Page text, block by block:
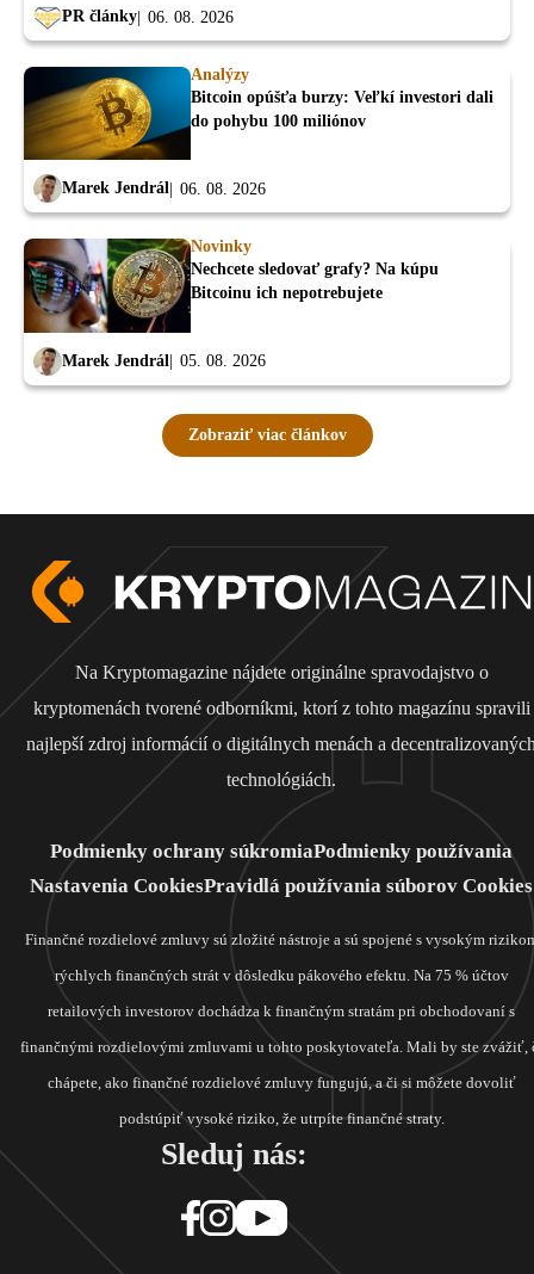
PR články 06. 08. 2026
Analýzy
Bitcoin opúšťa burzy: Veľkí investori dali
do pohybu 100 miliónov
Marek Jendrál 06. 08. 2026
Novinky
Nechcete sledovať grafy? Na kúpu
Bitcoinu ich nepotrebujete
Marek Jendrál 05. 08. 2026
Zobraziť viac článkov
Na Kryptomagazine nájdete originálne spravodajstvo o
kryptomenách tvorené odborníkmi, ktorí z tohto magazínu spravili
najlepší zdroj informácií o digitálnych menách a
technológiách.
Podmienky ochrany súkromiaPodmienky používania
Nastavenia CookiesPravidlá používania súborov Cookies
Finančné rozdielové zmluvy sú zložité nástroje a sú spojené s vysokým
rýchlych finančných strát v dôsledku pákového efektu. Na 75 % účtov
retailových investorov dochádza k finančným stratám pri obchodovaní s
finančnými rozdielovými zmluvami u tohto poskytovateľa. Mali by ste zvážiť,
chápete, ako finančné rozdielové zmluvy fungujú, a či si môžete dovoliť
podstúpiť vysoké riziko, že utrpíte finančné straty.
Sleduj nás: